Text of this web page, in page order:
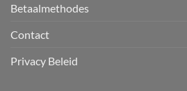
Betaalmethodes
Contact
Privacy Beleid